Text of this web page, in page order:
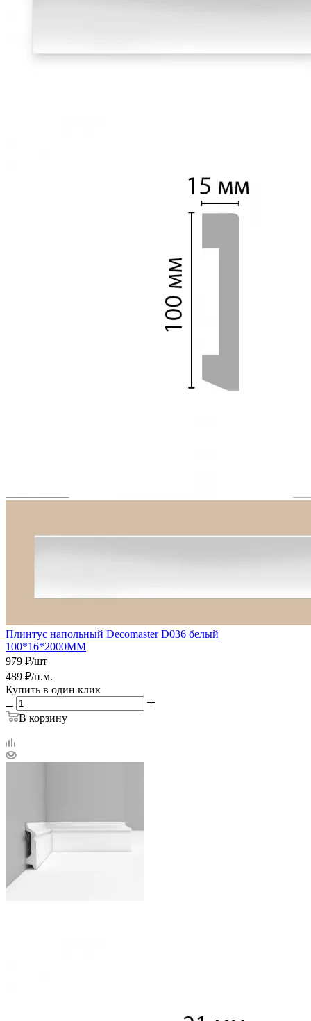
Плинтус напольный Decomaster D036 белый
100*16*2000ММ
979 ₽/шт
489 ₽/п.м.
Купить в один клик
В корзину